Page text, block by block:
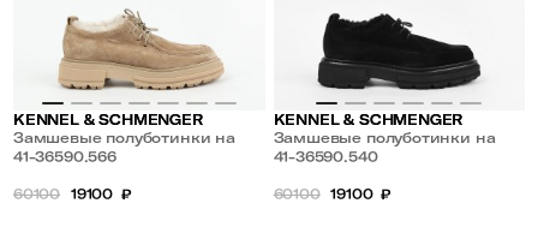
KENNEL & SCHMENGER
Замшевые полуботинки на
меху
41-36590.566
60100 19100 ₽
KENNEL & SCHMENGER
Замшевые полуботинки на
шнуровке
41-36590.540
60100 19100 ₽